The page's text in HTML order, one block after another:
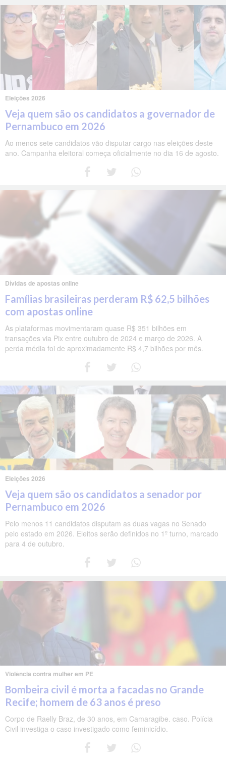
Eleições 2026
Veja quem são os candidatos a governador de
Pernambuco em 2026
Ao menos sete candidatos vão disputar cargo nas eleições deste
ano. Campanha eleitoral começa oficialmente no dia 16 de agosto.
Dívidas de apostas online
Famílias brasileiras perderam R$ 62,5 bilhões
com apostas online
As plataformas movimentaram quase R$ 351 bilhões em
transações via Pix entre outubro de 2024 e março de 2026. A
perda média foi de aproximadamente R$ 4,7 bilhões por mês.
Eleições 2026
Veja quem são os candidatos a senador por
Pernambuco em 2026
Pelo menos 11 candidatos disputam as duas vagas no Senado
pelo estado em 2026. Eleitos serão definidos no 1º turno, marcado
para 4 de outubro.
Violência contra mulher em PE
Bombeira civil é morta a facadas no Grande
Recife; homem de 63 anos é preso
Corpo de Raelly Braz, de 30 anos, em Camaragibe. caso. Polícia
Civil investiga o caso investigado como feminicídio.